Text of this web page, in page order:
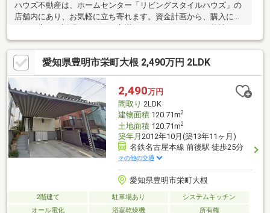
ハウズ不動産は、ホームセンター「リビングスタイルハウズ」の
店舗内にあり、お気軽に立ち寄れます。資金計画から、購入につ
自然素材をたっぷり使ったリフォーム、おうち時間を楽しむガー
デン、一枚板の家具、雑貨の販売等、住まいに関するご要望をワ
ンストップで対応できます。まずはお気軽にご相談ください。
愛知県豊明市栄町大根 2,490万円 2LDK
2,490万円
間取り 2LDK
建物面積120.71m2
土地面積120.71m2
築年月 2012年10月(築13年11ヶ月)
名鉄名古屋本線 前後駅 徒歩25分
その他の交通
愛知県豊明市栄町大根
2階建て 駐車場あり
システムキッチン
オール電化
浴室乾燥機 所有権